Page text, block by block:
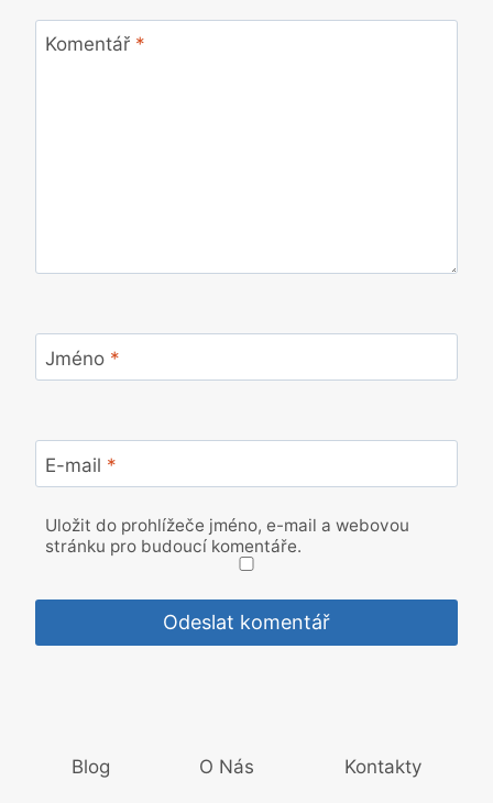
Komentář *
Jméno *
E-mail *
Uložit do prohlížeče jméno, e-mail a webovou
stránku pro budoucí komentáře.
Blog O Nás Kontakty